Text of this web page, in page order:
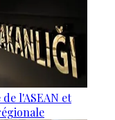
l'ASEAN et